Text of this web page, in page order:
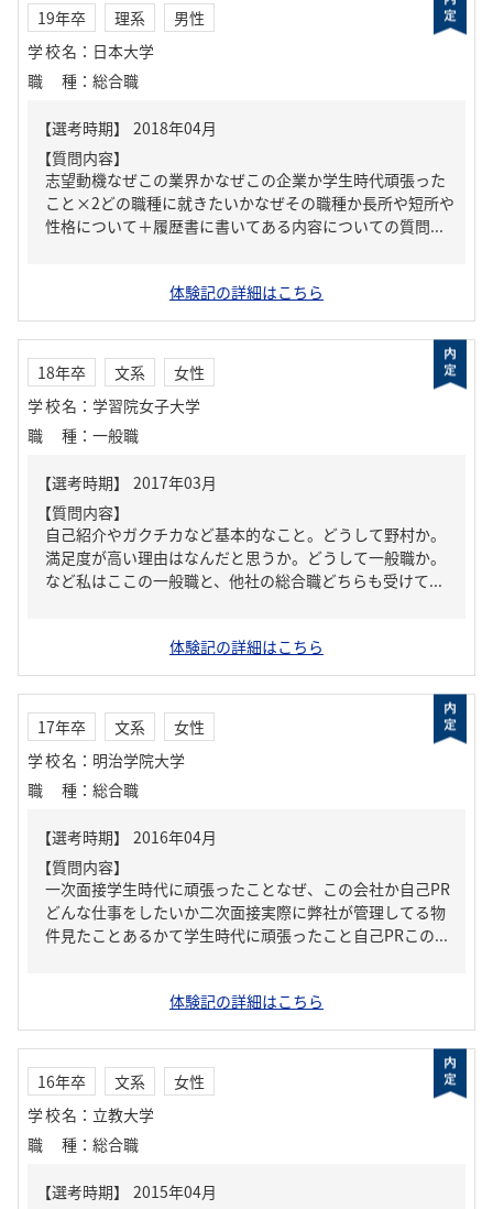
19年卒 理系
男性
学校名 ： 日本大学
職種 ： 総合職
【質問内容】
志望動機なぜこの業界かなぜこの企業か学生時代頑張った
こと×2どの職種に就きたいかなぜその職種か長所や短所や
性格について＋履歴書に書いてある内容についての質問...
体験記の詳細はこちら
18年卒 文系
女性
学校名 ： 学習院女子大学
職種 ： 一般職
【質問内容】
自己紹介やガクチカなど基本的なこと。どうして野村か。
満足度が高い理由はなんだと思うか。どうして一般職か。
など私はここの一般職と、他社の総合職どちらも受けて...
体験記の詳細はこちら
17年卒 文系
女性
学校名 ： 明治学院大学
職種 ： 総合職
【質問内容】
一次面接学生時代に頑張ったことなぜ、この会社か自己PR
どんな仕事をしたいか二次面接実際に弊社が管理してる物
件見たことあるかて学生時代に頑張ったこと自己PRこの...
体験記の詳細はこちら
16年卒 文系
女性
学校名 ： 立教大学
職種 ： 総合職